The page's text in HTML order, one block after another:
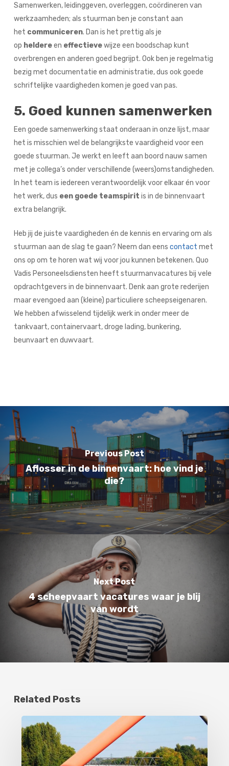
Samenwerken, leidinggeven, overleggen, coördineren van
werkzaamheden; als stuurman ben je constant aan
het communiceren. Dan is het prettig als je
op heldereen effectievewijze een boodschap kunt
overbrengen en anderen goed begrijpt. Ook ben je regelmatig
bezig met documentatie en administratie, dus ook goede
schriftelijke vaardigheden komen je goed van pas.
5. Goed kunnen samenwerken
Een goede samenwerking staat onderaan in onze lijst, maar
het is misschien wel de belangrijkste vaardigheid voor een
goede stuurman. Je werkt en leeft aan boord nauw samen
met je collega’s onder verschillende (weers)omstandigheden.
In het team is iedereen verantwoordelijk voor elkaar én voor
het werk, dus een goede teamspirit is in de binnenvaart
extra belangrijk.
Heb jij de juiste vaardigheden én de kennis en ervaring om als
stuurman aan de slag te gaan? Neem dan eens contact met
ons op om te horen wat wij voor jou kunnen betekenen. Quo
Vadis Personeelsdiensten heeft stuurmanvacatures bij vele
opdrachtgevers in de binnenvaart. Denk aan grote rederijen
maar evengoed aan (kleine) particuliere scheepseigenaren.
We hebben afwisselend tijdelijk werk in onder meer de
tankvaart, containervaart, droge lading, bunkering,
beunvaart en duwvaart.
Previous Post
Aflosser in de binnenvaart: hoe vind je
die?
Next Post
4 scheepvaart vacatures waar je blij
van wordt
Related Posts
Binnenvaart
opleidingen
voor
volwassenen: